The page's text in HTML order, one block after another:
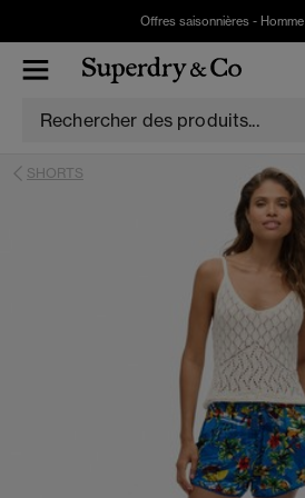
Offres saisonnières - Homme
SHORTS